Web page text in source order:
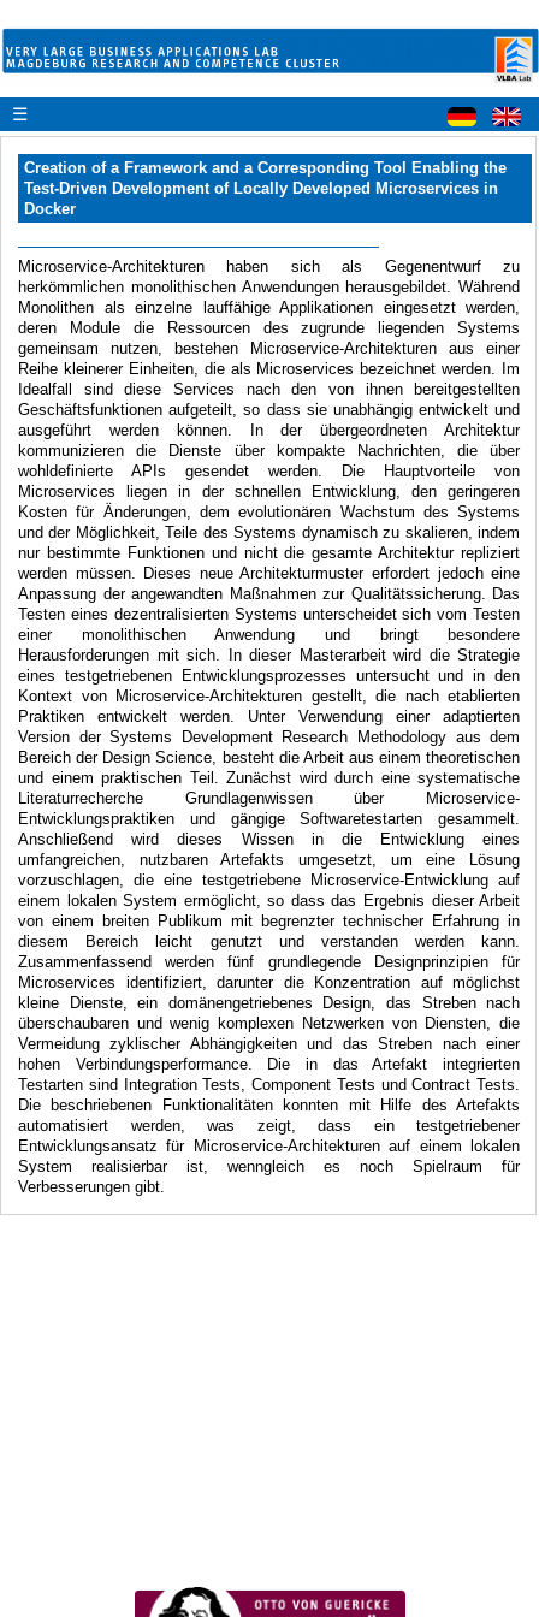
☰
Creation of a Framework and a Corresponding Tool Enabling the
Test-Driven Development of Locally Developed Microservices in
Docker
Microservice-Architekturen haben sich als Gegenentwurf zu
herkömmlichen monolithischen Anwendungen herausgebildet. Während
Monolithen als einzelne lauffähige Applikationen eingesetzt werden,
deren Module die Ressourcen des zugrunde liegenden Systems
gemeinsam nutzen, bestehen Microservice-Architekturen aus einer
Reihe kleinerer Einheiten, die als Microservices bezeichnet werden. Im
Idealfall sind diese Services nach den von ihnen bereitgestellten
Geschäftsfunktionen aufgeteilt, so dass sie unabhängig entwickelt und
ausgeführt werden können. In der übergeordneten Architektur
kommunizieren die Dienste über kompakte Nachrichten, die über
wohldefinierte APIs gesendet werden. Die Hauptvorteile von
Microservices liegen in der schnellen Entwicklung, den geringeren
Kosten für Änderungen, dem evolutionären Wachstum des Systems
und der Möglichkeit, Teile des Systems dynamisch zu skalieren, indem
nur bestimmte Funktionen und nicht die gesamte Architektur repliziert
werden müssen. Dieses neue Architekturmuster erfordert jedoch eine
Anpassung der angewandten Maßnahmen zur Qualitätssicherung. Das
Testen eines dezentralisierten Systems unterscheidet sich vom Testen
einer monolithischen Anwendung und bringt besondere
Herausforderungen mit sich. In dieser Masterarbeit wird die Strategie
eines testgetriebenen Entwicklungsprozesses untersucht und in den
Kontext von Microservice-Architekturen gestellt, die nach etablierten
Praktiken entwickelt werden. Unter Verwendung einer adaptierten
Version der Systems Development Research Methodology aus dem
Bereich der Design Science, besteht die Arbeit aus einem theoretischen
und einem praktischen Teil. Zunächst wird durch eine systematische
Literaturrecherche Grundlagenwissen über Microservice-
Entwicklungspraktiken und gängige Softwaretestarten gesammelt.
Anschließend wird dieses Wissen in die Entwicklung eines
umfangreichen, nutzbaren Artefakts umgesetzt, um eine Lösung
vorzuschlagen, die eine testgetriebene Microservice-Entwicklung auf
einem lokalen System ermöglicht, so dass das Ergebnis dieser Arbeit
von einem breiten Publikum mit begrenzter technischer Erfahrung in
diesem Bereich leicht genutzt und verstanden werden kann.
Zusammenfassend werden fünf grundlegende Designprinzipien für
Microservices identifiziert, darunter die Konzentration auf möglichst
kleine Dienste, ein domänengetriebenes Design, das Streben nach
überschaubaren und wenig komplexen Netzwerken von Diensten, die
Vermeidung zyklischer Abhängigkeiten und das Streben nach einer
hohen Verbindungsperformance. Die in das Artefakt integrierten
Testarten sind Integration Tests, Component Tests und Contract Tests.
Die beschriebenen Funktionalitäten konnten mit Hilfe des Artefakts
automatisiert werden, was zeigt, dass ein testgetriebener
Entwicklungsansatz für Microservice-Architekturen auf einem lokalen
System realisierbar ist, wenngleich es noch Spielraum für
Verbesserungen gibt.